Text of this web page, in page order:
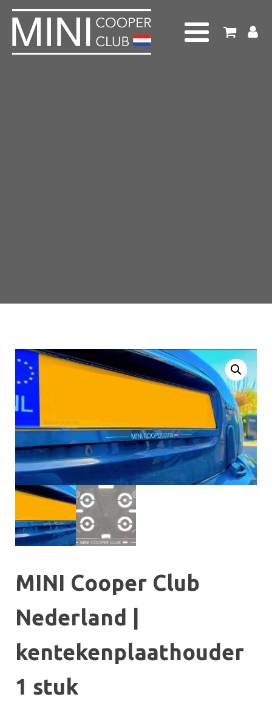
MINI Cooper Club
Nederland |
kentekenplaathouder
1 stuk